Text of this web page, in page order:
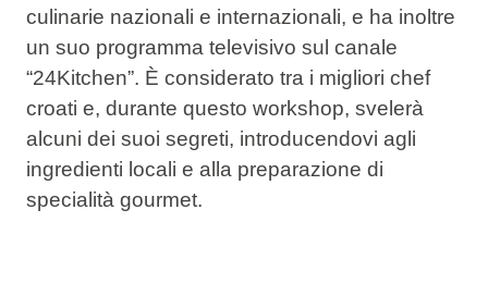
culinarie nazionali e internazionali, e ha inoltre
un suo programma televisivo sul canale
“24Kitchen”. È considerato tra i migliori chef
croati e, durante questo workshop, svelerà
alcuni dei suoi segreti, introducendovi agli
ingredienti locali e alla preparazione di
specialità gourmet.